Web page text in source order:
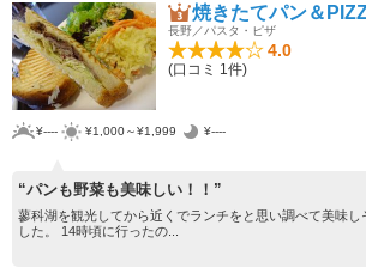
焼きたてパン＆
長野／パスタ・ピザ
4.0
(口コミ 1件)
¥---- ¥1,000～¥1,999 ¥----
“パンも野菜も美味しい！！”
蓼科湖を観光してから近くでランチをと思い調べて美味し
した。 14時頃に行ったの...